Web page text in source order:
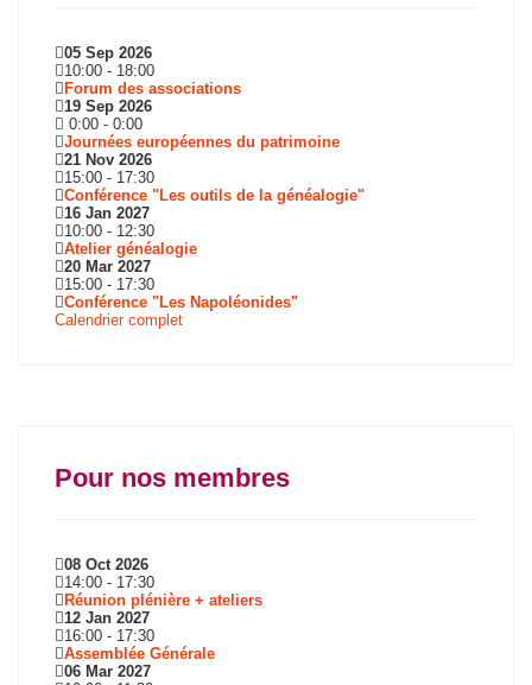
05 Sep 2026
10:00 - 18:00
Forum des associations
19 Sep 2026
0:00 - 0:00
Journées européennes du patrimoine
21 Nov 2026
15:00 - 17:30
Conférence "Les outils de la généalogie"
16 Jan 2027
10:00 - 12:30
Atelier généalogie
20 Mar 2027
15:00 - 17:30
Conférence "Les Napoléonides"
Calendrier complet
Pour nos membres
08 Oct 2026
14:00 - 17:30
Réunion plénière + ateliers
12 Jan 2027
16:00 - 17:30
Assemblée Générale
06 Mar 2027